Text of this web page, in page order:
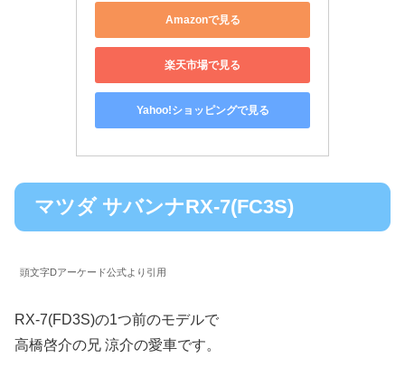
Amazonで見る
楽天市場で見る
Yahoo!ショッピングで見る
マツダ サバンナRX-7(FC3S)
頭文字Dアーケード公式より引用
RX-7(FD3S)の1つ前のモデルで
高橋啓介の兄 涼介の愛車です。